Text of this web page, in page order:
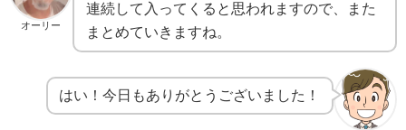
オーリー
連続して入ってくると思われますので、また
まとめていきますね。
はい！今日もありがとうございました！